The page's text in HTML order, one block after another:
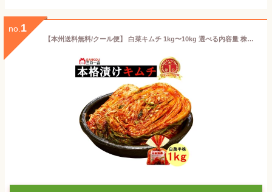
no. 1
【本州送料無料/クール便】 白菜キムチ 1kg〜10kg 選べる内容量 株漬け カットなし まるごと キムチ 本格 発酵食品 腸活 乳酸菌 薬膳食材 天然素材 旨味 ご飯のお供 おつまみ 手作り 三口一品 キムチ専門店 おすすめ 取り寄せ ポギキムチ キムチ鍋 豚キムチ 熟成